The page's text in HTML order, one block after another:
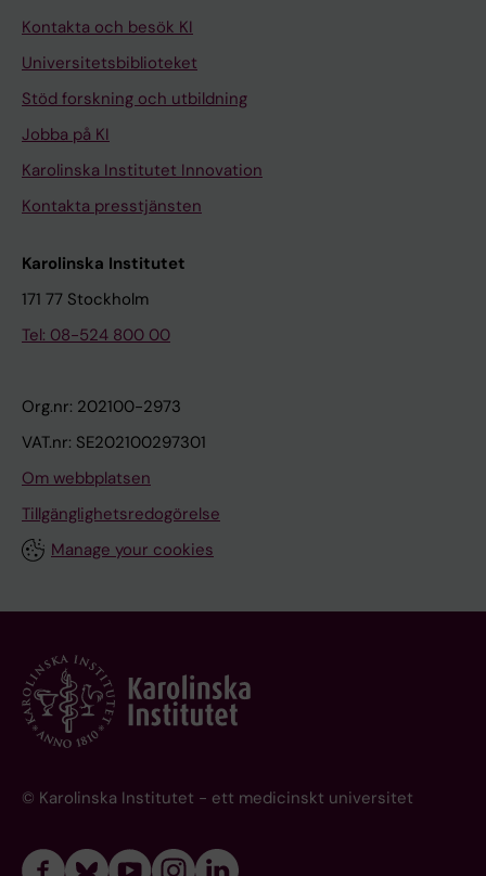
Kontakta och besök KI
Universitetsbiblioteket
Stöd forskning och utbildning
Jobba på KI
Karolinska Institutet Innovation
Kontakta presstjänsten
Karolinska Institutet
171 77 Stockholm
Tel: 08-524 800 00
Org.nr: 202100-2973
VAT.nr: SE202100297301
Om webbplatsen
Tillgänglighetsredogörelse
Manage your cookies
© Karolinska Institutet - ett medicinskt universitet